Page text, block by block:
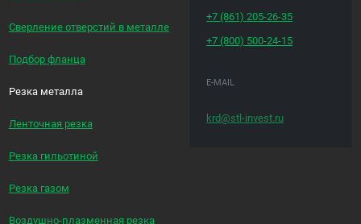
Сверление отверстий в металле
Подбор фланца
Резка металла
Ленточная резка
Резка гильотиной
Резка газом
Воздушно-плазменная резка
+7 (861)205-26-35
+7 (800) 500-24-15
E-MAIL
krd@stl-invest.ru